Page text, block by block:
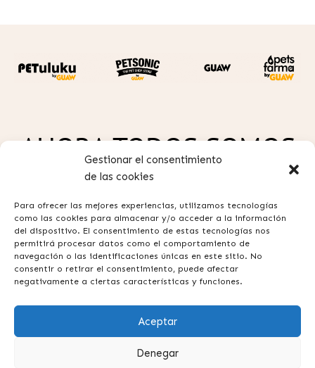
Gestionar el consentimiento
de las cookies
Para ofrecer las mejores experiencias, utilizamos tecnologías
como las cookies para almacenar y/o acceder a la información
del dispositivo. El consentimiento de estas tecnologías nos
permitirá procesar datos como el comportamiento de
navegación o las identificaciones únicas en este sitio. No
consentir o retirar el consentimiento, puede afectar
negativamente a ciertas características y funciones.
Aceptar
Denegar
AHORA TODOS SOMOS
GUAW
Política de privacidad
Términos y condiciones